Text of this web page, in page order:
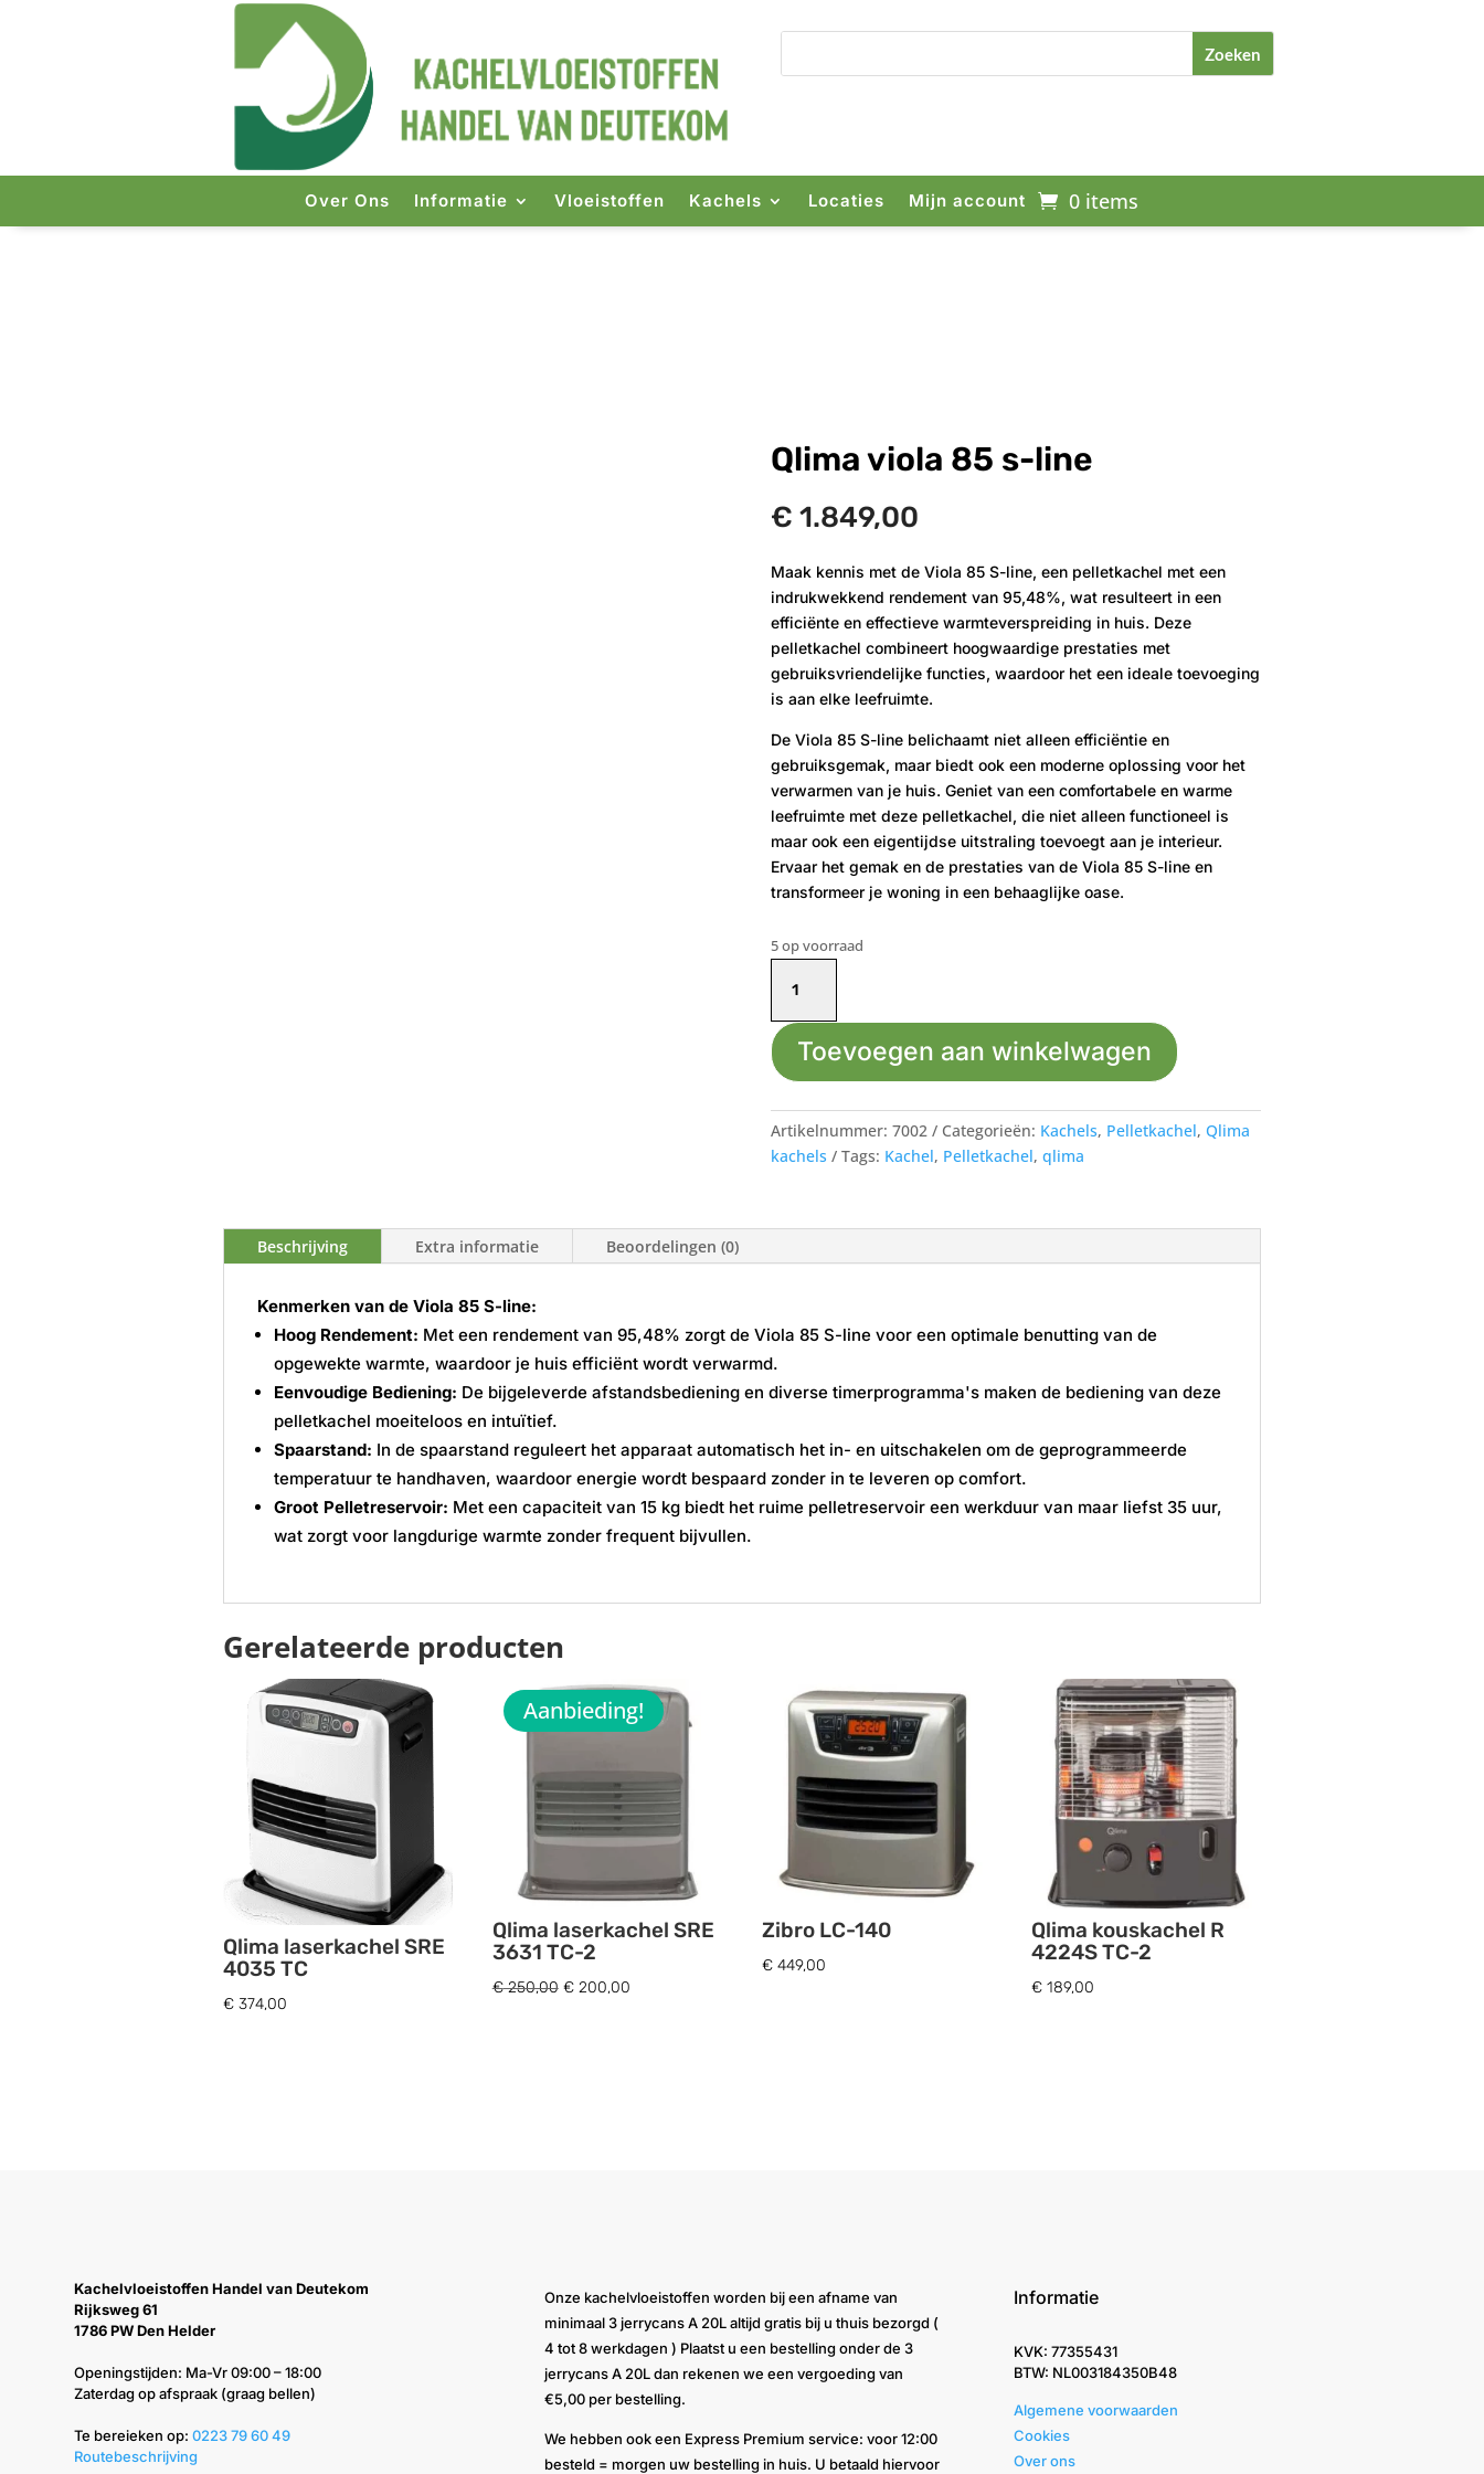
Over Ons Informatie Vloeistoffen Kachels Locaties Mijn account 0 items
Qlima viola 85 s-line
€ 1.849,00
Maak kennis met de Viola 85 S-line, een pelletkachel met een
indrukwekkend rendement van 95,48%, wat resulteert in een
efficiënte en effectieve warmteverspreiding in huis. Deze
pelletkachel combineert hoogwaardige prestaties met
gebruiksvriendelijke functies, waardoor het een ideale toevoeging
is aan elke leefruimte.
De Viola 85 S-line belichaamt niet alleen efficiëntie en
gebruiksgemak, maar biedt ook een moderne oplossing voor het
verwarmen van je huis. Geniet van een comfortabele en warme
leefruimte met deze pelletkachel, die niet alleen functioneel is
maar ook een eigentijdse uitstraling toevoegt aan je interieur.
Ervaar het gemak en de prestaties van de Viola 85 S-line en
transformeer je woning in een behaaglijke oase.
5 op voorraad
viola
85
s-
line
Toevoegen aan winkelwagen
Artikelnummer: 7002 Categorieën: Kachels, Pelletkachel, Qlima
kachels
Tags: Kachel, Pelletkachel, qlima
Beschrijving Extra informatie Beoordelingen (0)
Kenmerken van de Viola 85 S-line:
Hoog Rendement: Met een rendement van 95,48% zorgt de Viola 85 S-line voor een optimale benutting van de
opgewekte warmte, waardoor je huis efficiënt wordt verwarmd.
Eenvoudige Bediening: De bijgeleverde afstandsbediening en diverse timerprogramma's maken de bediening van deze
pelletkachel moeiteloos en intuïtief.
Spaarstand: In de spaarstand reguleert het apparaat automatisch het in- en uitschakelen om de geprogrammeerde
temperatuur te handhaven, waardoor energie wordt bespaard zonder in te leveren op comfort.
Groot Pelletreservoir: Met een capaciteit van 15 kg biedt het ruime pelletreservoir een werkduur van maar liefst 35 uur,
wat zorgt voor langdurige warmte zonder frequent bijvullen.
Gerelateerde producten
Qlima laserkachel SRE
4035 TC
€374,00
Aanbieding!
Qlima laserkachel SRE
3631 TC-2
€250,00 Oorspronkelijke
€200,00Huidige
Zibro LC-140
€449,00
Qlima kouskachel R
4224S TC-2
€189,00
Kachelvloeistoffen Handel van Deutekom
Rijksweg 61
1786 PW Den Helder
Openingstijden: Ma-Vr 09:00 – 18:00
Zaterdag op afspraak (graag bellen)
Te bereieken op: ‭0223 79 60 49‬
Routebeschrijving
Onze kachelvloeistoffen worden bij een afname van
minimaal 3 jerrycans A 20L altijd gratis bij u thuis bezorgd (
4 tot 8 werkdagen ) Plaatst u een bestelling onder de 3
jerrycans A 20L dan rekenen we een vergoeding van
€5,00 per bestelling.
We hebben ook een Express Premium service: voor 12:00
besteld = morgen uw bestelling in huis. U betaald hiervoor
Informatie
KVK: 77355431
BTW: NL003184350B48
Algemene voorwaarden
Cookies
Over ons